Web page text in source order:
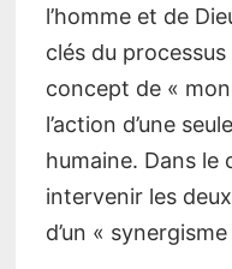
l’homme et de
clés du
concept de «
l’action d’une
humaine. Dans le
intervenir les
d’un « synergisme